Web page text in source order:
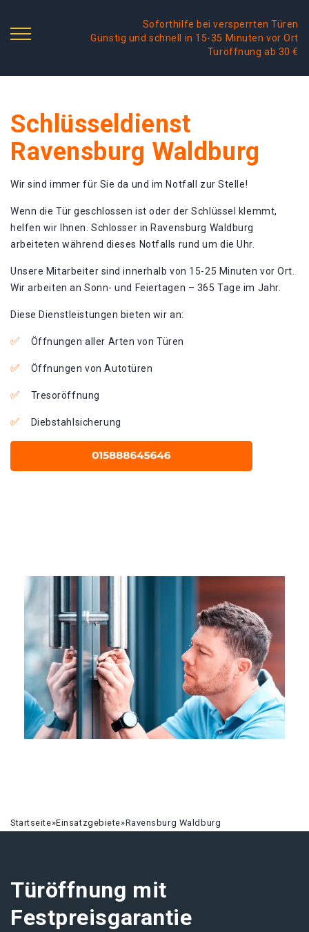
Soforthilfe bei versperrten Türen
Günstig und schnell in 15-35 Minuten vor Ort
Türöffnung ab 30 €
Schlüsseldienst
Ravensburg Waldburg
Wir sind immer für Sie da und im Notfall zur Stelle!
Wenn die Tür geschlossen ist oder der Schlüssel klemmt,
helfen wir Ihnen. Schlosser in Ravensburg Waldburg
arbeiteten während dieses Notfalls rund um die Uhr.
Unsere Mitarbeiter sind innerhalb von 15-25 Minuten vor Ort.
Wir arbeiten an Sonn- und Feiertagen – 365 Tage im Jahr.
Diese Dienstleistungen bieten wir an:
Öffnungen aller Arten von Türen
Öffnungen von Autotüren
Tresoröffnung
Diebstahlsicherung
Startseite»Einsatzgebiete»Ravensburg Waldburg
Türöffnung mit
Festpreisgarantie